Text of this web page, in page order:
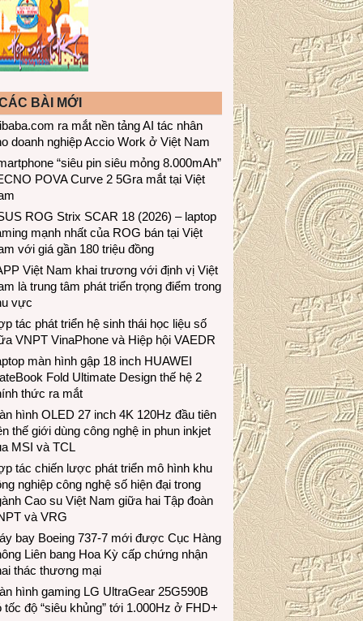
BÀI MỚI
ra mắt nền tảng AI tác nhân
doanh nghiệp Accio Work ở Việt Nam
“siêu pin siêu mỏng 8.000mAh”
POVA Curve 2 5Gra mắt tại Việt
ROG Strix SCAR 18 (2026) – laptop
mạnh nhất của ROG bán tại Việt
với giá gần 180 triệu đồng
Việt Nam khai trương với định vị Việt
là trung tâm phát triển trọng điểm trong
vực
tác phát triển hệ sinh thái học liệu số
VNPT VinaPhone và Hiệp hội VAEDR
màn hình gập 18 inch HUAWEI
Fold Ultimate Design thế hệ 2
thức ra mắt
hình OLED 27 inch 4K 120Hz đầu tiên
thế giới dùng công nghệ in phun inkjet
MSI và TCL
tác chiến lược phát triển mô hình khu
nghiệp công nghệ số hiện đại trong
Cao su Việt Nam giữa hai Tập đoàn
và VRG
bay Boeing 737-7 mới được Cục Hàng
Liên bang Hoa Kỳ cấp chứng nhận
thác thương mại
hình gaming LG UltraGear 25G590B
tốc độ “siêu khủng” tới 1.000Hz ở FHD+